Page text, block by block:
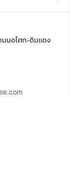
นนอโศก-ดินแดง